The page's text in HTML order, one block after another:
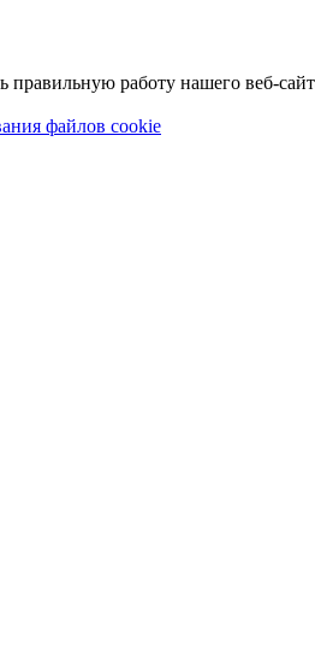
работу нашего веб-
файлов cookie